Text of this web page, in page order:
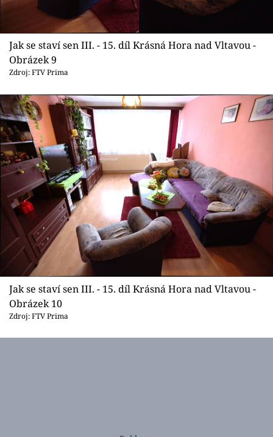
Jak se staví sen III. - 15. díl Krásná Hora nad Vltavou -
Obrázek 9
Zdroj: FTV Prima
Jak se staví sen III. - 15. díl Krásná Hora nad Vltavou -
Obrázek 10
Zdroj: FTV Prima